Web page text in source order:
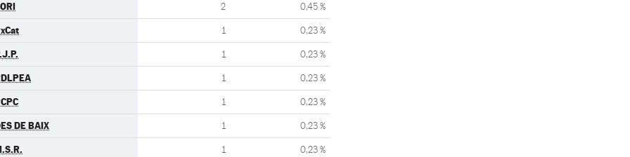
2 0,45 %
1 0,23 %
1 0,23 %
1 0,23 %
1 0,23 %
DE BAIX 1 0,23 %
1 0,23 %